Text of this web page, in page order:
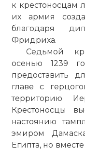
к крестоносцам
их армия
благодаря
Фридриха.
Седьмой
осенью 1239
предоставить
главе с
территорию
Крестоносцы
настоянию
эмиром
Египта, но